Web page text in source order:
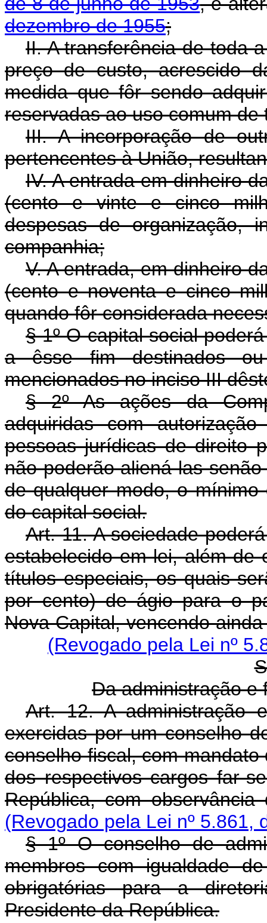
dezembro de 1955;
II. A transferência de toda
preço de custo, acrescido
medida que fôr sendo
reservadas ao uso comum
III. A incorporação de
pertencentes à União,
IV. A entrada em dinheiro
(cento e vinte e cinco
despesas de organização,
companhia;
V. A entrada, em dinheiro
(cento e noventa e cinco
quando fôr considerada
§ 1º O capital social
a êsse fim destinados
mencionados no inciso III
§ 2º As ações da
adquiridas com
pessoas jurídicas de direito
não poderão aliená-las
de qualquer modo, o
do capital social.
Art. 11. A sociedade
estabelecido em lei, além de
títulos especiais, os quais
por cento) de ágio para o
Nova Capital, vencendo
(Revogado pela Lei nº
Da administração e
Art. 12. A administração
exercidas por um conselho
conselho fiscal, com
dos respectivos cargos far-
República, com
(Revogado pela Lei nº 5.861,
§ 1º O conselho de
membros com igualdade
obrigatórias para a
Presidente da República.